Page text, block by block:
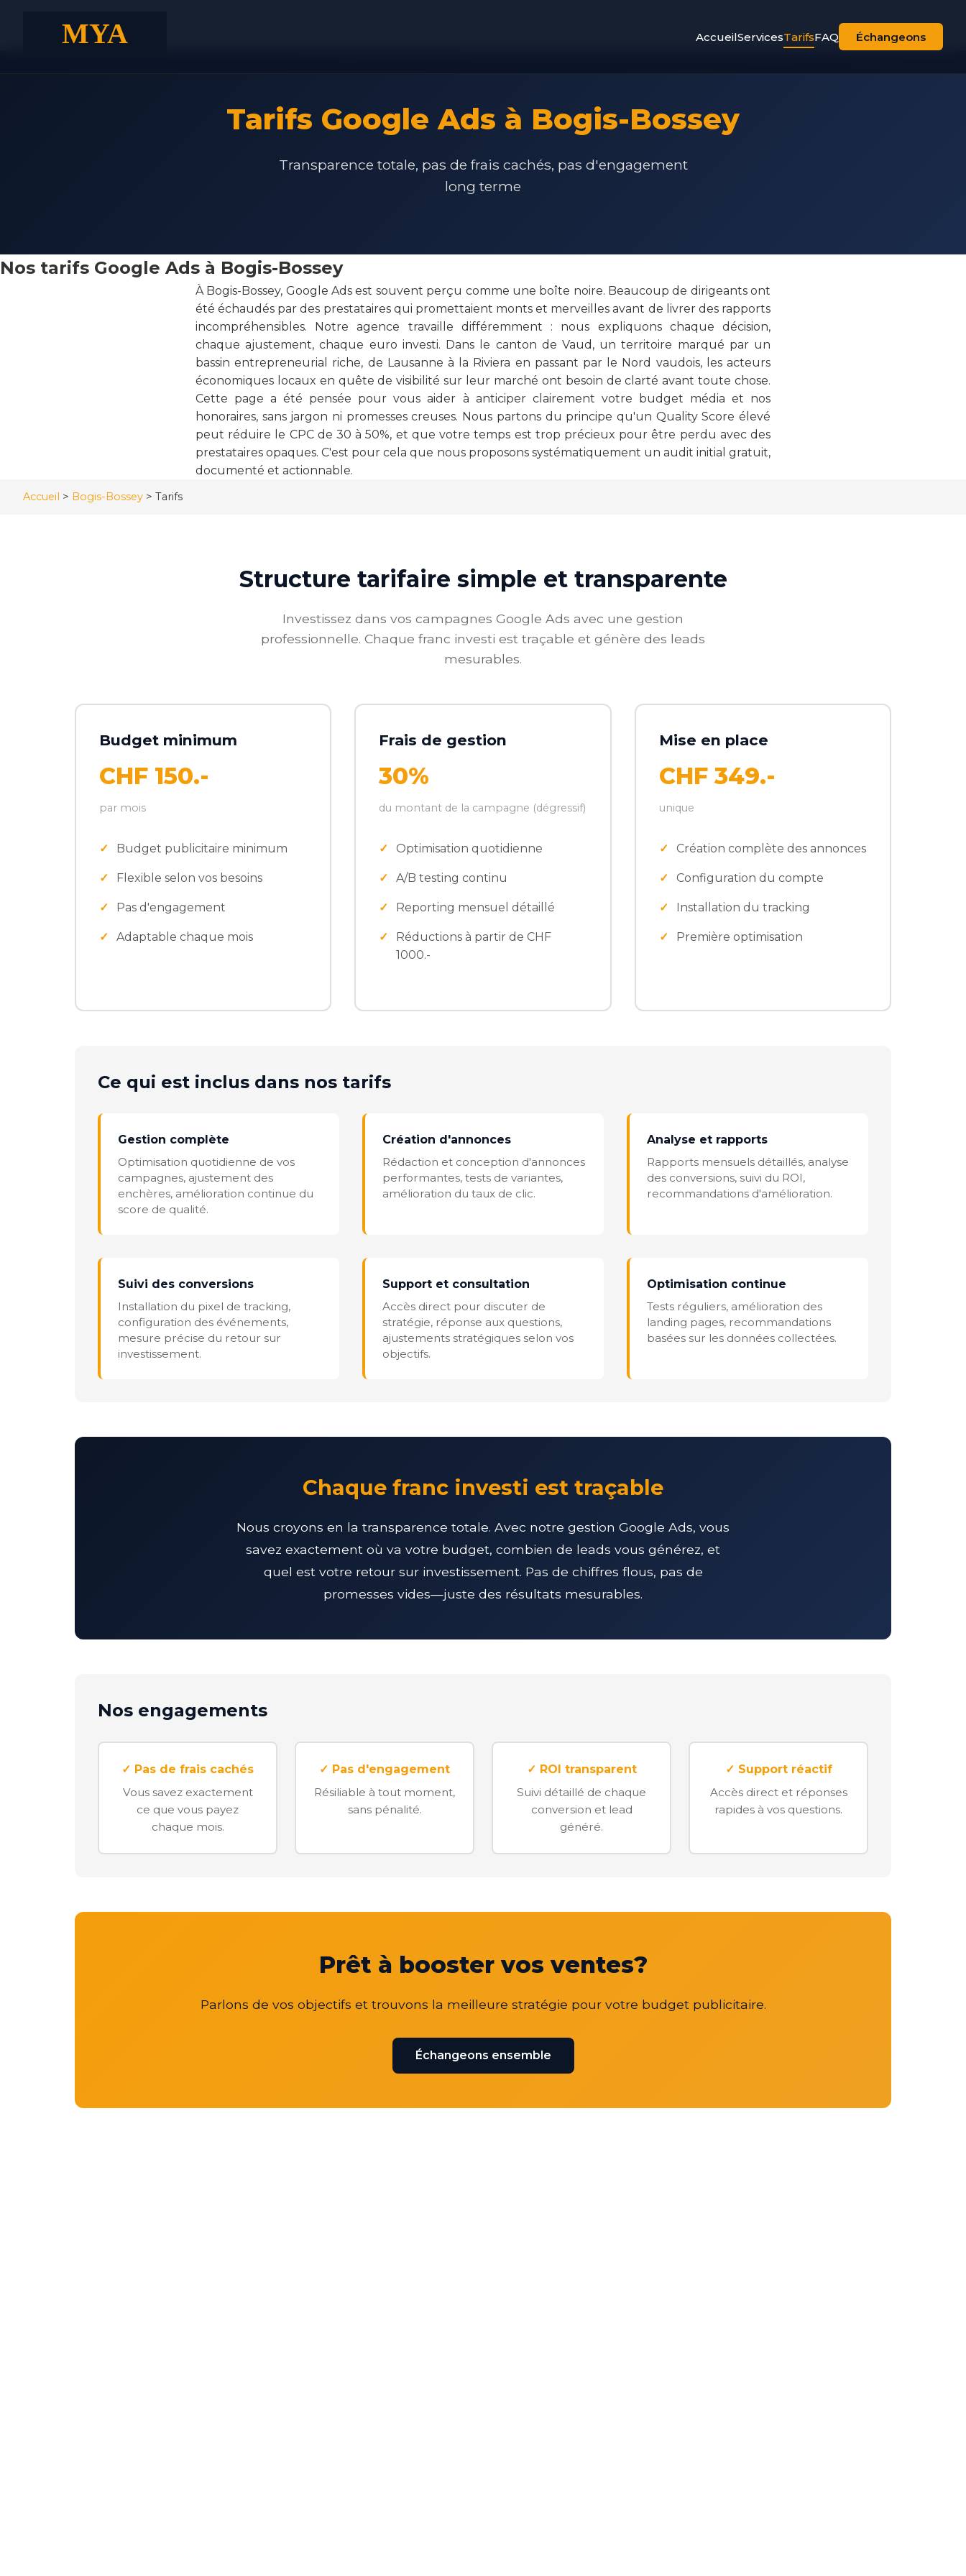
AccueilServicesTarifsFAQ Échangeons
Tarifs Google Ads à Bogis-Bossey
Transparence totale, pas de frais cachés, pas d'engagement
long terme
Nos tarifs Google Ads à Bogis-Bossey
À Bogis-Bossey, Google Ads est souvent perçu comme une boîte noire. Beaucoup de dirigeants ont
été échaudés par des prestataires qui promettaient monts et merveilles avant de livrer des rapports
incompréhensibles. Notre agence travaille différemment : nous expliquons chaque décision,
chaque ajustement, chaque euro investi. Dans le canton de Vaud, un territoire marqué par un
bassin entrepreneurial riche, de Lausanne à la Riviera en passant par le Nord vaudois, les acteurs
économiques locaux en quête de visibilité sur leur marché ont besoin de clarté avant toute chose.
Cette page a été pensée pour vous aider à anticiper clairement votre budget média et nos
honoraires, sans jargon ni promesses creuses. Nous partons du principe qu'un Quality Score élevé
peut réduire le CPC de 30 à 50%, et que votre temps est trop précieux pour être perdu avec des
prestataires opaques. C'est pour cela que nous proposons systématiquement un audit initial gratuit,
documenté et actionnable.
Accueil > Bogis-Bossey > Tarifs
Structure tarifaire simple et transparente
Investissez dans vos campagnes Google Ads avec une gestion
professionnelle. Chaque franc investi est traçable et génère des leads
mesurables.
Budget minimum
CHF 150.-
par mois
Budget publicitaire minimum
Flexible selon vos besoins
Pas d'engagement
Adaptable chaque mois
Frais de gestion
30%
du montant de la campagne (dégressif)
Optimisation quotidienne
A/B testing continu
Reporting mensuel détaillé
Réductions à partir de CHF
1000.-
Mise en place
CHF 349.-
unique
Création complète des annonces
Configuration du compte
Installation du tracking
Première optimisation
Ce qui est inclus dans nos tarifs
Gestion complète
Optimisation quotidienne de vos
campagnes, ajustement des
enchères, amélioration continue du
score de qualité.
Création d'annonces
Rédaction et conception d'annonces
performantes, tests de variantes,
amélioration du taux de clic.
Analyse et rapports
Rapports mensuels détaillés, analyse
des conversions, suivi du ROI,
recommandations d'amélioration.
Suivi des conversions
Installation du pixel de tracking,
configuration des événements,
mesure précise du retour sur
investissement.
Support et consultation
Accès direct pour discuter de
stratégie, réponse aux questions,
ajustements stratégiques selon vos
objectifs.
Optimisation continue
Tests réguliers, amélioration des
landing pages, recommandations
basées sur les données collectées.
Chaque franc investi est traçable
Nous croyons en la transparence totale. Avec notre gestion Google Ads, vous
savez exactement où va votre budget, combien de leads vous générez, et
quel est votre retour sur investissement. Pas de chiffres flous, pas de
promesses vides—juste des résultats mesurables.
Nos engagements
✓ Pas de frais cachés
Vous savez exactement
ce que vous payez
chaque mois.
✓ Pas d'engagement
Résiliable à tout moment,
sans pénalité.
✓ ROI transparent
Suivi détaillé de chaque
conversion et lead
généré.
✓ Support réactif
Accès direct et réponses
rapides à vos questions.
Prêt à booster vos ventes?
Parlons de vos objectifs et trouvons la meilleure stratégie pour votre budget publicitaire.
Échangeons ensemble